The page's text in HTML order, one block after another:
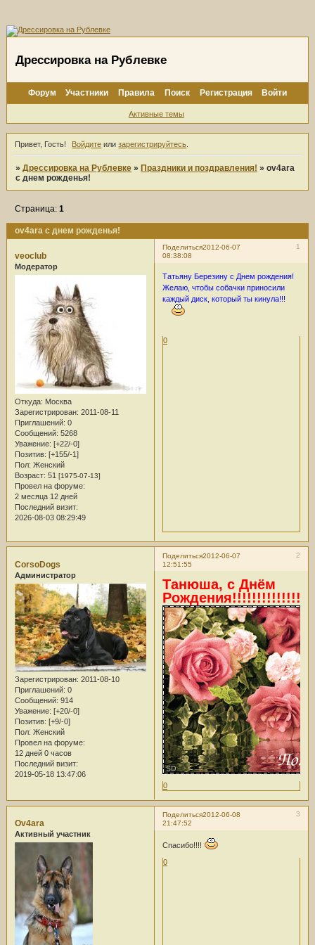
Дрессировка на Рублевке
Форум Участники Правила Поиск Регистрация Войти
Активные темы
Привет, Гость! Войдите илизарегистрируйтесь
»Дрессировка на Рублевке » Праздники и поздравления! »ov4ara
с днем рожденья!
ov4ara с днем рожденья!
Страница:1
Поделиться 1
2012-06-07
08:38:08
veoclub
Модератор
Откуда: Москва
Зарегистрирован: 2011-08-11
Приглашений: 0
Сообщений: 5268
Уважение: [+22/-0]
Позитив: [+155/-1]
Пол: Женский
Возраст: 51 [1975-07-13]
Провел на форуме:
2 месяца 12 дней
Последний визит:
2026-08-03 08:29:49
Татьяну Березину с Днем рождения!
Желаю, чтобы собачки приносили
каждый диск, который ты кинула!!!
0
Поделиться 2
2012-06-07
12:51:55
CorsoDogs
Администратор
Зарегистрирован: 2011-08-10
Приглашений: 0
Сообщений: 914
Уважение: [+20/-0]
Позитив: [+9/-0]
Пол: Женский
Провел на форуме:
12 дней 0 часов
Последний визит:
2019-05-18 13:47:06
Танюша, с Днём
0
Поделиться 3
2012-06-08
21:47:52
Ov4ara
Активный участник
Спасибо!!!!
0